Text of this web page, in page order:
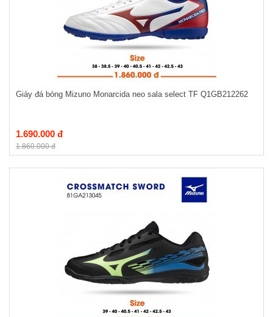
Giày đá bóng Mizuno Monarcida neo sala select TF Q1GB212262
1.690.000 đ
1.860.000 đ